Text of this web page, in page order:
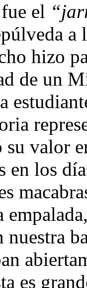
el
hizo
de un
valor
en los
es